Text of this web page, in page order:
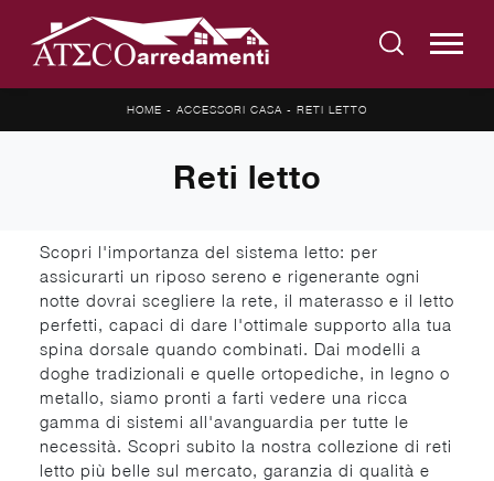
HOME - ACCESSORI CASA - RETI LETTO
Reti letto
Scopri l'importanza del sistema letto: per
assicurarti un riposo sereno e rigenerante ogni
notte dovrai scegliere la rete, il materasso e il letto
perfetti, capaci di dare l'ottimale supporto alla tua
spina dorsale quando combinati. Dai modelli a
doghe tradizionali e quelle ortopediche, in legno o
metallo, siamo pronti a farti vedere una ricca
gamma di sistemi all'avanguardia per tutte le
necessità. Scopri subito la nostra collezione di reti
letto più belle sul mercato, garanzia di qualità e